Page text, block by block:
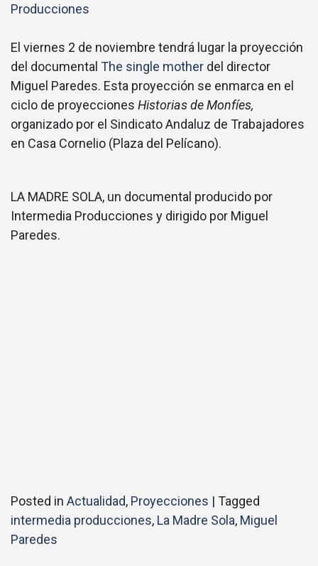
Producciones
El viernes 2 de noviembre tendrá lugar la proyección
del documental The single mother del director
Miguel Paredes. Esta proyección se enmarca en el
ciclo de proyecciones Historias de Monfíes,
organizado por el Sindicato Andaluz de Trabajadores
en Casa Cornelio (Plaza del Pelícano).
LA MADRE SOLA, un documental producido por
Intermedia Producciones y dirigido por Miguel
Paredes.
Posted in Actualidad, Proyecciones | Tagged
intermedia producciones, La Madre Sola, Miguel
Paredes